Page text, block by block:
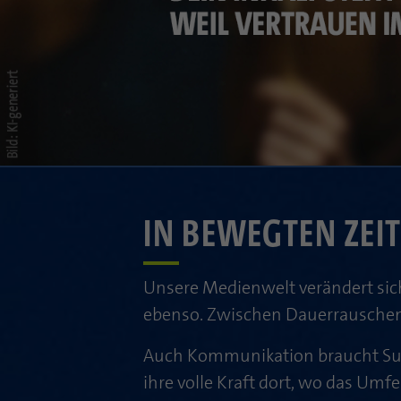
IN BEWEGTEN
Unsere Medienwelt verändert
ebenso. Zwischen
Auch Kommunikation braucht
ihre volle Kraft dort, wo das